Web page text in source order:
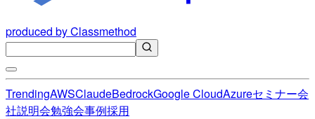
produced by Classmethod
TrendingAWSClaudeBedrockGoogle CloudAzureセミナー会
社説明会勉強会事例採用